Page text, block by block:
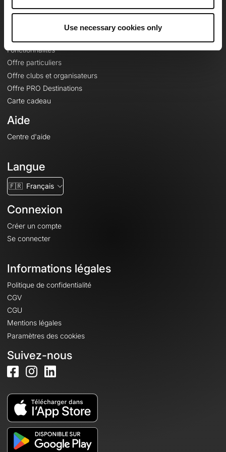
Use necessary cookies only
Fonctionnalités
Offre particuliers
Offre clubs et organisateurs
Offre PRO Destinations
Carte cadeau
Aide
Centre d'aide
Langue
🇫🇷 Français
Connexion
Créer un compte
Se connecter
Informations légales
Politique de confidentialité
CGV
CGU
Mentions légales
Paramètres des cookies
Suivez-nous